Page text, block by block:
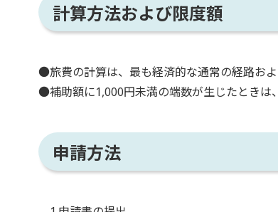
計算方法および限度額
●旅費の計算は、最も経済的な通常の経路お
●補助額に1,000円未満の端数が生じたときは
申請方法